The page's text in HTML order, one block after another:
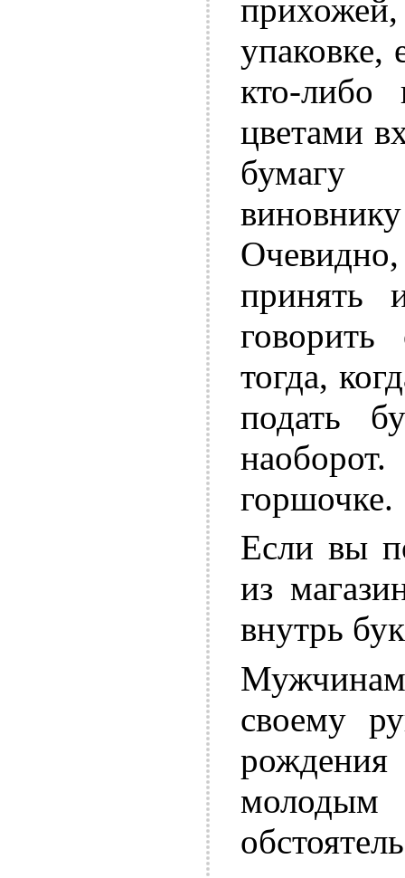
упаковке,
кто-
цветами
бумагу
принять
тогда,
подать
горшочке.
Если вы
из
внутрь
своему